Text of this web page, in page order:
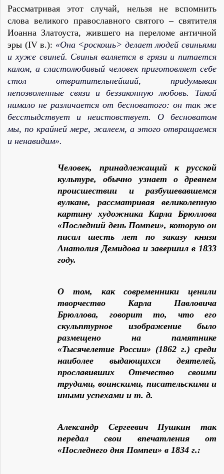
Рассматривая этот случай, нельзя не вспомнить
слова великого православного святого – святителя
Иоанна Златоуста, жившего на переломе античной
эры (IV в.): «Она <роскошь> делает людей свиньями
и хуже свиней. Свинья валяется в грязи и питается
калом, а сластолюбивый человек приготовляет себе
стол отвратительнейший, придумывая
непозволенные связи и беззаконную любовь. Такой
нимало не различается от бесноватого: он так же
бесстыдствует и неистовствует. О бесноватом
мы, по крайней мере, жалеем, а этого отвращаемся
и ненавидим».
Человек, принадлежащий к русской
культуре, обычно узнает о древнем
происшествии и разбушевавшемся
вулкане, рассматривая великолепную
картину художника Карла Брюллова
«Последний день Помпеи», которую он
писал шесть лет по заказу князя
Анатолия Демидова и завершил в 1833
году.
О том, как современники ценили
творчество Карла Павловича
Брюллова, говорит то, что его
скульптурное изображение было
размещено на памятнике
«Тысячелетие России» (1862 г.) среди
наиболее выдающихся деятелей,
прославивших Отечество своими
трудами, воинскими, писательскими и
иными успехами и т. д.
Александр Сергеевич Пушкин так
передал свои впечатления от
«Последнего дня Помпеи» в 1834 г.: